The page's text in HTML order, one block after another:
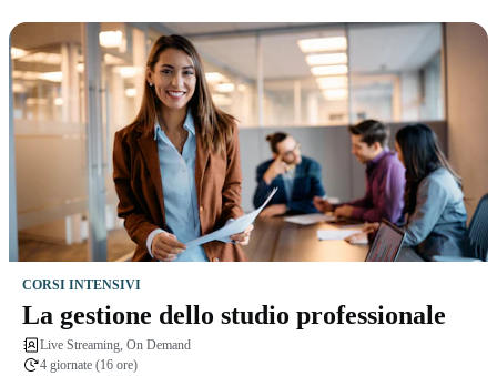
CORSI INTENSIVI
La gestione dello studio professionale
Live Streaming, On Demand
4 giornate (16 ore)